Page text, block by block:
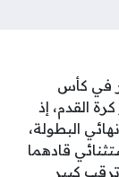
في كأس
كرة القدم، إذ
البطولة،
قادهما
كبير